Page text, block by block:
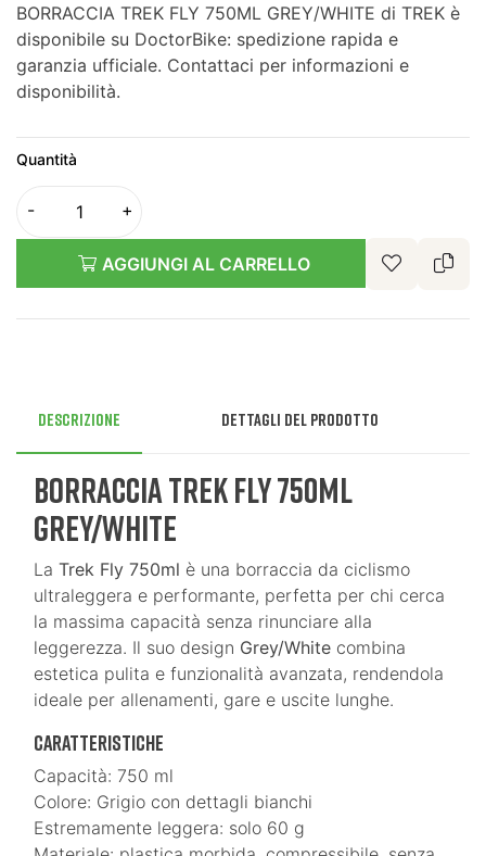
BORRACCIA TREK FLY 750ML GREY/WHITE di TREK è
disponibile su DoctorBike: spedizione rapida e
garanzia ufficiale. Contattaci per informazioni e
disponibilità.
Quantità
AGGIUNGI AL CARRELLO
Descrizione Dettagli del prodotto
Borraccia Trek Fly 750ml
Grey/White
La Trek Fly 750ml è una borraccia da ciclismo
ultraleggera e performante, perfetta per chi cerca
la massima capacità senza rinunciare alla
leggerezza. Il suo design Grey/White combina
estetica pulita e funzionalità avanzata, rendendola
ideale per allenamenti, gare e uscite lunghe.
Caratteristiche
Capacità: 750 ml
Colore: Grigio con dettagli bianchi
Estremamente leggera: solo 60 g